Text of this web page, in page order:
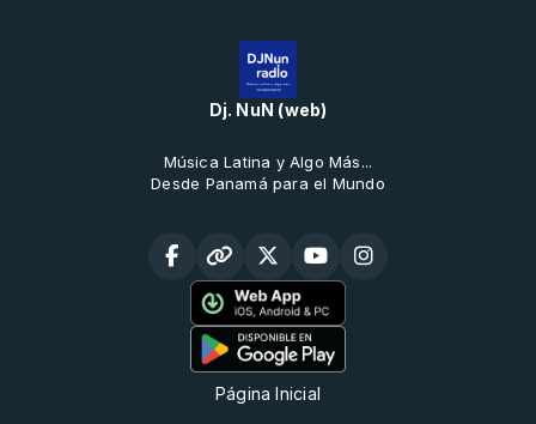
Dj. NuN (web)
Música Latina y Algo Más...
Desde Panamá para el Mundo
Página Inicial